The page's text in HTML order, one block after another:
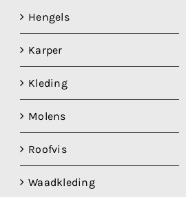
Hengels
Karper
Kleding
Molens
Roofvis
Waadkleding